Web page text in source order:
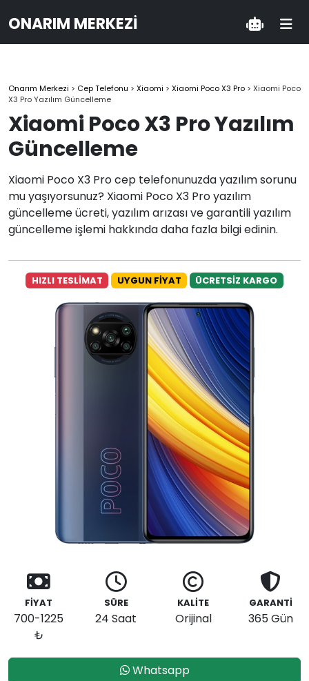
ONARIM MERKEZI
Onarım Merkezi > Cep Telefonu > Xiaomi > Xiaomi Poco X3 Pro > Xiaomi Poco
X3 Pro Yazılım Güncelleme
Xiaomi Poco X3 Pro Yazılım
Güncelleme
Xiaomi Poco X3 Pro cep telefonunuzda yazılım sorunu
mu yaşıyorsunuz? Xiaomi Poco X3 Pro yazılım
güncelleme ücreti, yazılım arızası ve garantili yazılım
güncelleme işlemi hakkında daha fazla bilgi edinin.
HIZLI TESLİMAT UYGUN FİYAT ÜCRETSİZ KARGO
FİYAT
700-1225
₺
SÜRE
24 Saat
KALİTE
Orijinal
GARANTİ
365 Gün
Whatsapp